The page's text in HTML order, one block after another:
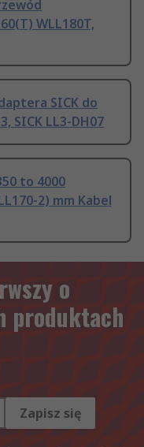
WLL180T,
SICK do
SICK LL3-DH07
to 4000
2) mm Kabel
o
produktach
Zapisz się